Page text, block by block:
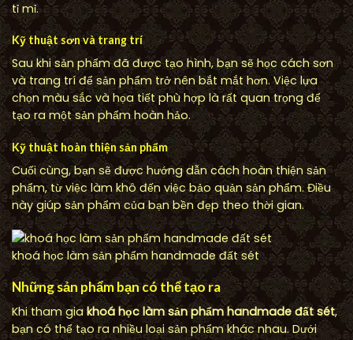
tỉ mỉ.
Kỹ thuật sơn và trang trí
Sau khi sản phẩm đã được tạo hình, bạn sẽ học cách sơn
và trang trí để sản phẩm trở nên bắt mắt hơn. Việc lựa
chọn màu sắc và họa tiết phù hợp là rất quan trọng để
tạo ra một sản phẩm hoàn hảo.
Kỹ thuật hoàn thiện sản phẩm
Cuối cùng, bạn sẽ được hướng dẫn cách hoàn thiện sản
phẩm, từ việc làm khô đến việc bảo quản sản phẩm. Điều
này giúp sản phẩm của bạn bền đẹp theo thời gian.
khoá học làm sản phẩm handmade đất sét
Những sản phẩm bạn có thể tạo ra
Khi tham giakhoá học làm sản phẩm handmade đất sét,
bạn có thể tạo ra nhiều loại sản phẩm khác nhau. Dưới